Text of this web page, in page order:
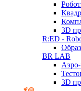
3D
R:ED -
BR LAB
3D